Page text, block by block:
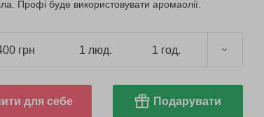
Профі буде використовувати аромаолії.
грн 1 люд. 1 год.
для себе Подарувати